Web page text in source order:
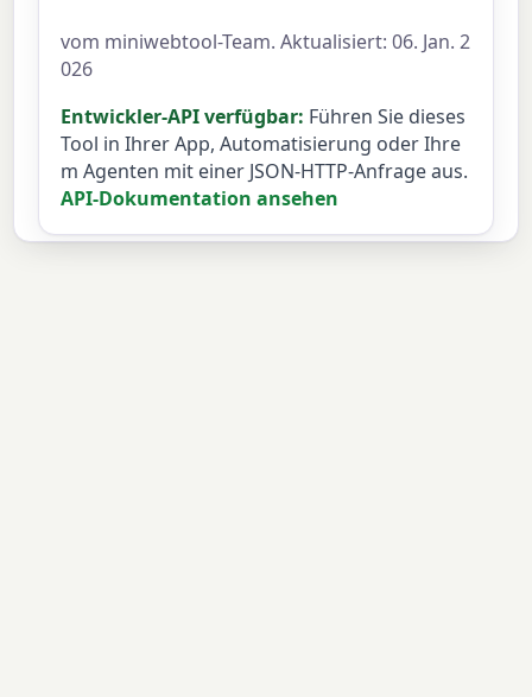
vom miniwebtool-Team. Aktualisiert: 06. Jan. 2
026
Entwickler-API verfügbar: Führen Sie dieses
Tool in Ihrer App, Automatisierung oder Ihre
m Agenten mit einer JSON-HTTP-Anfrage aus.
API-Dokumentation ansehen